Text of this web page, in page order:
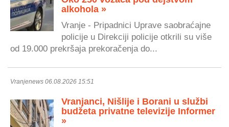
alkohola »
Vranje - Pripadnici Uprave saobraćajne
policije u Direkciji policije otkrili su više
od 19.000 prekršaja prekoračenja do...
Vranjenews 06.08.2026 15:51
Vranjanci, Nišlije i Borani u službi
budžeta privatne televizije Informer
»